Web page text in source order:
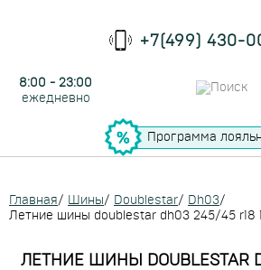
+7(499) 430-
8:00 - 23:00
ежедневно
Программа
Главная/ Шины/ Doublestar/ Dh03/
Летние шины doublestar dh03 245/45 r18
ЛЕТНИЕ ШИНЫ DOUBLESTAR